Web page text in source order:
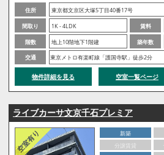
住所
東京都文京区大塚5丁目40番17号
間取り
1K - 4LDK 賃料
階数
地上10階地下1階建 築年数
交通
東京メトロ有楽町線「護国寺駅」徒歩2分
物件詳細を見る 空室一覧ページ
ライブカーサ文京千石プレミア
新築
分譲賃貸